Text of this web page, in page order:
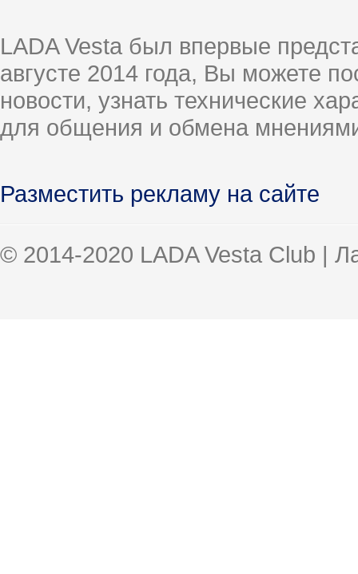
LADA Vesta был впервые
августе 2014 года, Вы можете
новости, узнать технические
для общения и обмена
Разместить рекламу на сайте
© 2014-2020 LADA Vesta Club |